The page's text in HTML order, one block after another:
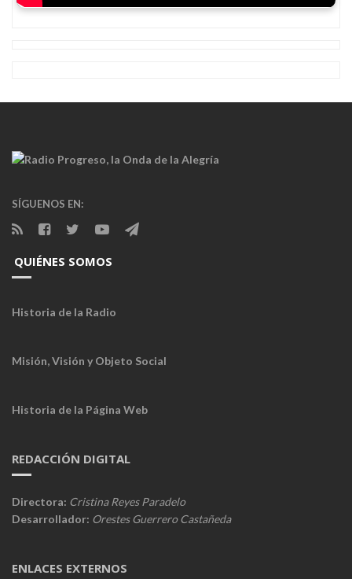
SÍGUENOS EN:
QUIÉNES SOMOS
Historia de la Radio
Misión, Visión y Objeto Social
Historia de la Página Web
REDACCIÓN DIGITAL
Directora: Cristina Reyes Paradelo
Desarrollador: Orestes Guerrero Castañeda
ENLACES EXTERNOS